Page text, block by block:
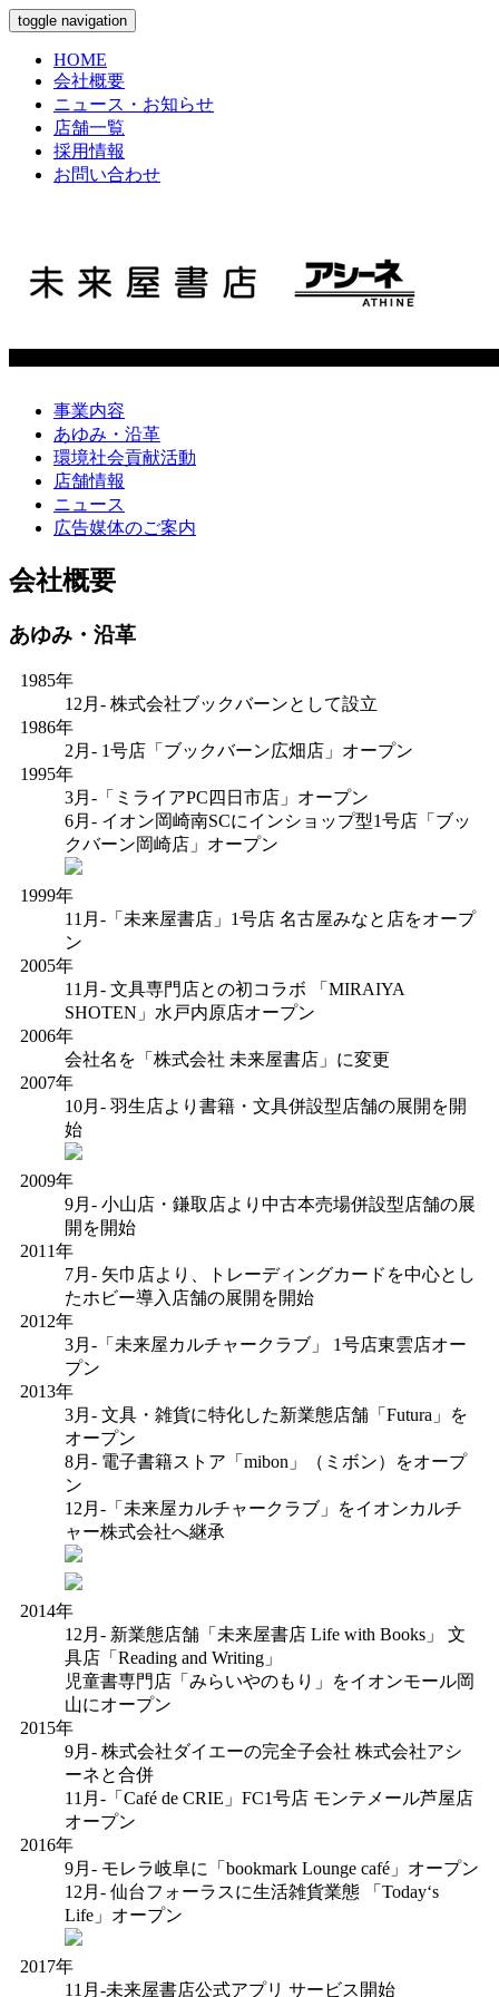
toggle navigation
HOME
会社概要
ニュース・お知らせ
店舗一覧
採用情報
お問い合わせ
事業内容
あゆみ・沿革
環境社会貢献活動
店舗情報
ニュース
広告媒体のご案内
会社概要
あゆみ・沿革
1985年
12月- 株式会社ブックバーンとして設立
1986年
2月- 1号店「ブックバーン広畑店」オープン
1995年
3月‐「ミライアPC四日市店」オープン
6月‐ イオン岡崎南SCにインショップ型1号店「ブッ
クバーン岡崎店」オープン
1999年
11月-「未来屋書店」1号店 名古屋みなと店をオープ
ン
2005年
11月‐ 文具専門店との初コラボ 「MIRAIYA
SHOTEN」水戸内原店オープン
2006年
会社名を「株式会社 未来屋書店」に変更
2007年
10月- 羽生店より書籍・文具併設型店舗の展開を開
始
2009年
9月- 小山店・鎌取店より中古本売場併設型店舗の展
開を開始
2011年
7月- 矢巾店より、トレーディングカードを中心とし
たホビー導入店舗の展開を開始
2012年
3月-「未来屋カルチャークラブ」 1号店東雲店オー
プン
2013年
3月- 文具・雑貨に特化した新業態店舗「Futura」を
オープン
8月- 電子書籍ストア「mibon」（ミボン）をオープ
ン
12月-「未来屋カルチャークラブ」をイオンカルチ
ャー株式会社へ継承
2014年
12月- 新業態店舗「未来屋書店 Life with Books」 文
具店「Reading and Writing」
児童書専門店「みらいやのもり」をイオンモール岡
山にオープン
2015年
9月- 株式会社ダイエーの完全子会社 株式会社アシ
ーネと合併
11月‐「Café de CRIE」FC1号店 モンテメール芦屋店
オープン
2016年
9月‐ モレラ岐阜に「bookmark Lounge café」オープン
12月‐ 仙台フォーラスに生活雑貨業態 「Today‘s
Life」オープン
2017年
11月-未来屋書店公式アプリ サービス開始